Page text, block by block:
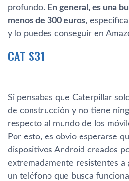
profundo. En general, es una
menos de 300 euros,
y lo puedes conseguir en
CAT S31
Si pensabas que Caterpillar
de construcción y no tiene
respecto al mundo de los
Por esto, es obvio esperarse
dispositivos Android creados
extremadamente resistentes a
un teléfono que busca